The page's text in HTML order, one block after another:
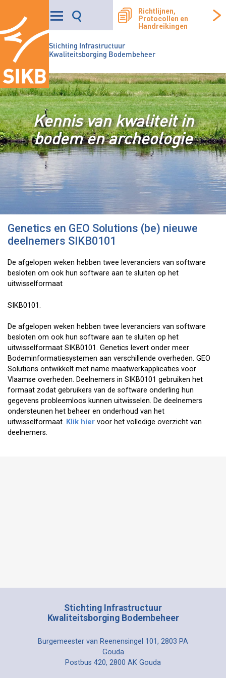
Stichting Infrastructuur
Kwaliteitsborging Bodembeheer
Richtlijnen,
Protocollen en
Handreikingen
Kennis van kwaliteit in
bodem en archeologie
Genetics en GEO Solutions (be) nieuwe
deelnemers SIKB0101
De afgelopen weken hebben twee leveranciers van software
besloten om ook hun software aan te sluiten op het
uitwisselformaat
SIKB0101.
De afgelopen weken hebben twee leveranciers van software
besloten om ook hun software aan te sluiten op het
uitwisselformaat SIKB0101. Genetics levert onder meer
Bodeminformatiesystemen aan verschillende overheden. GEO
Solutions ontwikkelt met name maatwerkapplicaties voor
Vlaamse overheden. Deelnemers in SIKB0101 gebruiken het
formaat zodat gebruikers van de software onderling hun
gegevens probleemloos kunnen uitwisselen. De deelnemers
ondersteunen het beheer en onderhoud van het
uitwisselformaat. Klik hier voor het volledige overzicht van
deelnemers.
Stichting Infrastructuur
Kwaliteitsborging Bodembeheer
Burgemeester van Reenensingel 101, 2803 PA
Gouda
Postbus 420, 2800 AK Gouda